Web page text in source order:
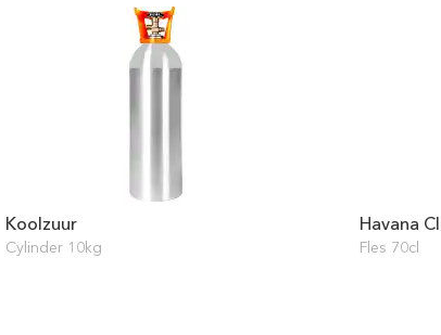
Koolzuur
Cylinder 10kg
Havana
Fles 70cl